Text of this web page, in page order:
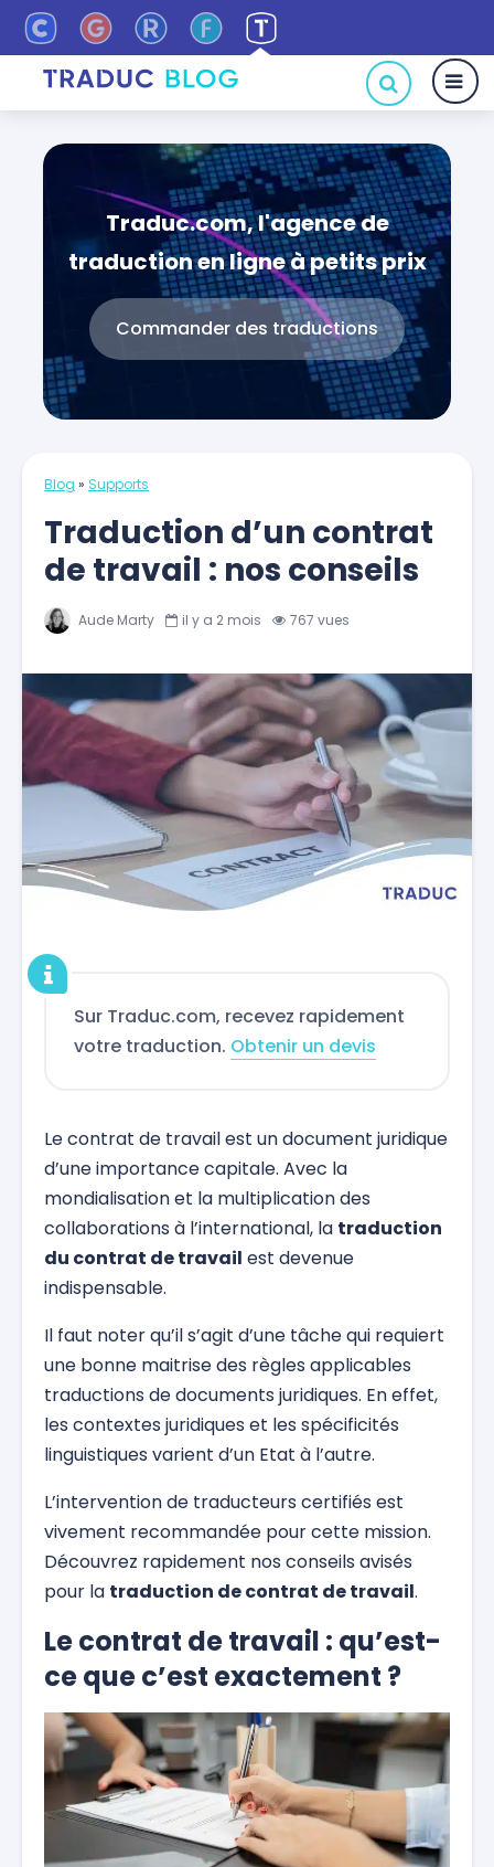
Traduc.com, l'agence de
traduction en ligne à petits prix
Commander des traductions
Blog » Supports
Traduction d’un contrat
de travail : nos conseils
Aude Marty il y a 2 mois 767 vues
Sur Traduc.com, recevez rapidement
votre traduction. Obtenir un devis
Le contrat de travail est un document juridique
d’une importance capitale. Avec la
mondialisation et la multiplication des
collaborations à l’international, la traduction
du contrat de travail est devenue
indispensable.
Il faut noter qu’il s’agit d’une tâche qui requiert
une bonne maitrise des règles applicables
traductions de documents juridiques. En effet,
les contextes juridiques et les spécificités
linguistiques varient d’un Etat à l’autre.
L’intervention de traducteurs certifiés est
vivement recommandée pour cette mission.
Découvrez rapidement nos conseils avisés
pour la traduction de contrat de travail.
Le contrat de travail : qu’est-
ce que c’est exactement ?